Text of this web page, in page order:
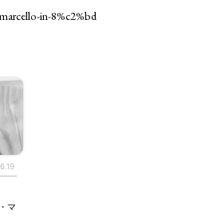
in-8%c2%bd
マ